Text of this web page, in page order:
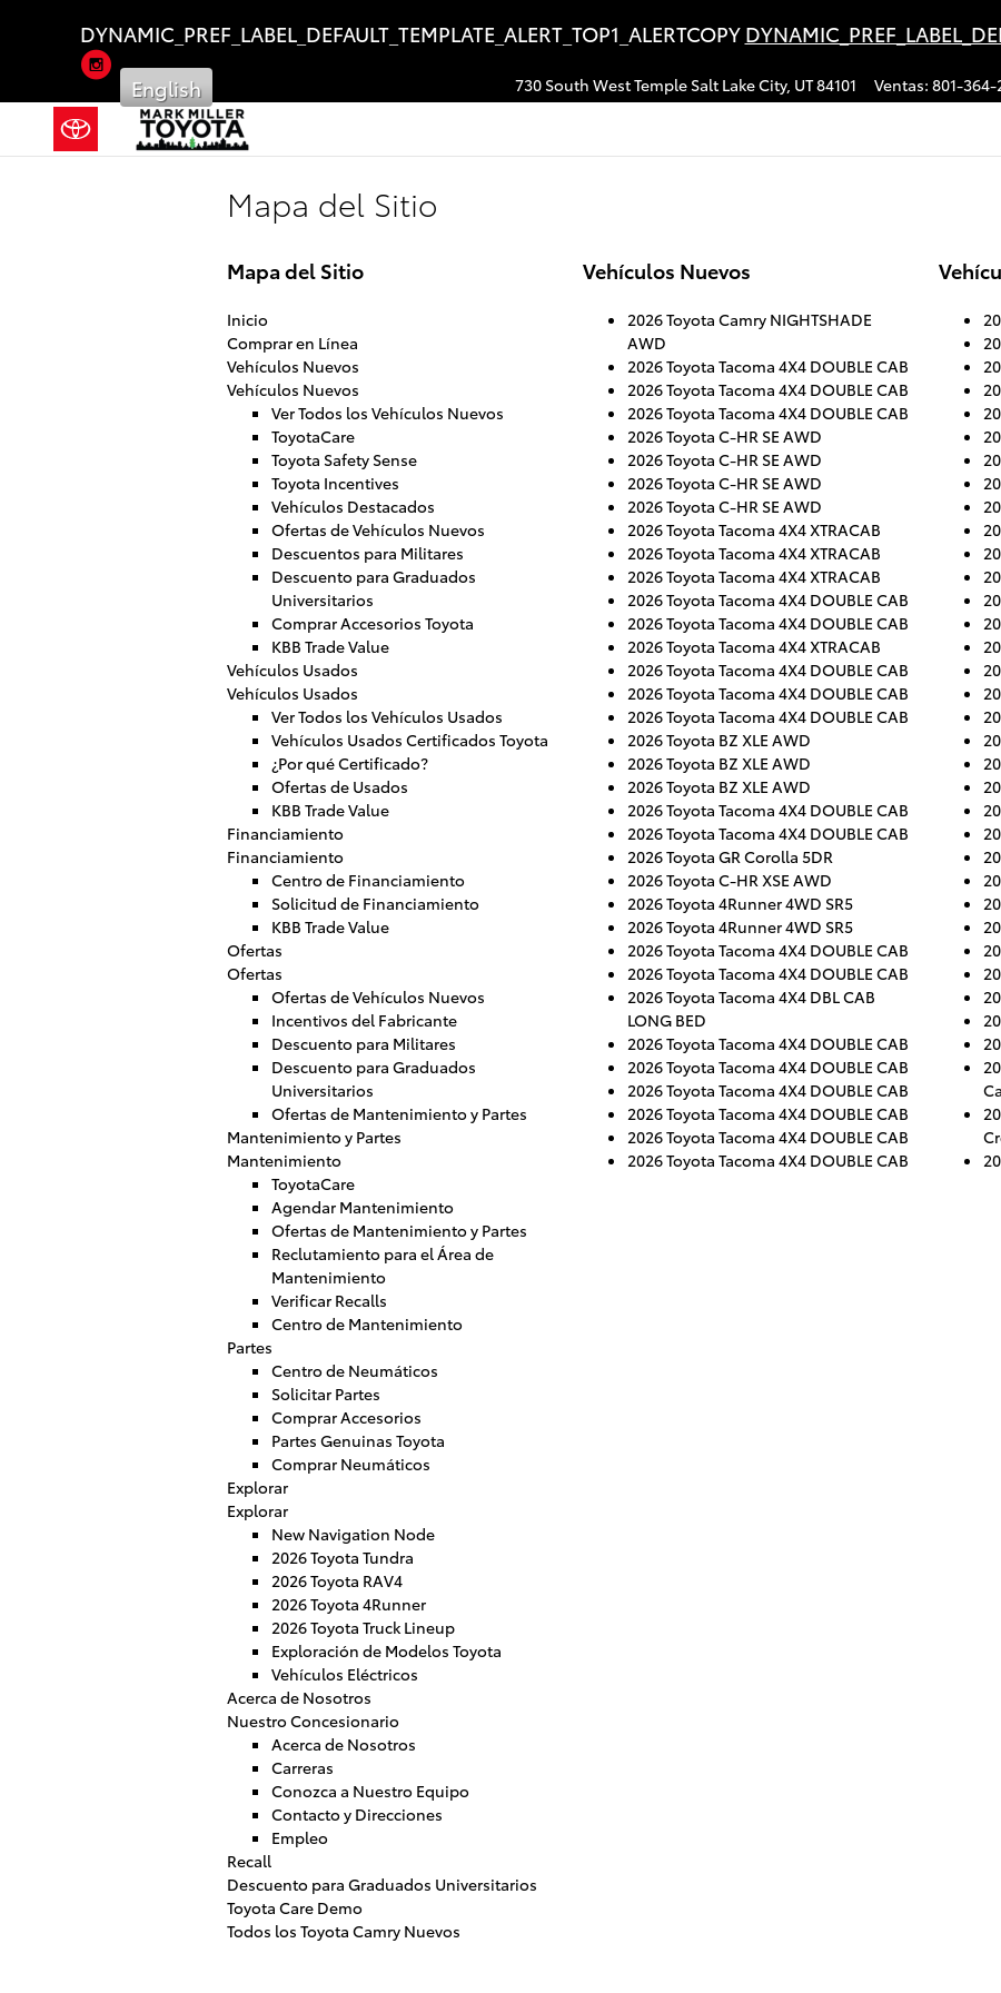
DYNAMIC_PREF_LABEL_DEFAULT_TEMPLATE_ALERT_TOP1_ALERTCOPY
730 South West Temple Salt Lake City, UT84101 Ventas: 801-364-
English
Mapa del Sitio
Mapa del Sitio
Inicio
Comprar en Línea
Vehículos Nuevos
Vehículos Nuevos
Ver Todos los Vehículos Nuevos
ToyotaCare
Toyota Safety Sense
Toyota Incentives
Vehículos Destacados
Ofertas de Vehículos Nuevos
Descuentos para Militares
Descuento para Graduados
Universitarios
Comprar Accesorios Toyota
KBB Trade Value
Vehículos Usados
Vehículos Usados
Ver Todos los Vehículos Usados
Vehículos Usados Certificados Toyota
¿Por qué Certificado?
Ofertas de Usados
KBB Trade Value
Financiamiento
Financiamiento
Centro de Financiamiento
Solicitud de Financiamiento
KBB Trade Value
Ofertas
Ofertas
Ofertas de Vehículos Nuevos
Incentivos del Fabricante
Descuento para Militares
Descuento para Graduados
Universitarios
Ofertas de Mantenimiento y Partes
Mantenimiento y Partes
Mantenimiento
ToyotaCare
Agendar Mantenimiento
Ofertas de Mantenimiento y Partes
Reclutamiento para el Área de
Mantenimiento
Verificar Recalls
Centro de Mantenimiento
Partes
Centro de Neumáticos
Solicitar Partes
Comprar Accesorios
Partes Genuinas Toyota
Comprar Neumáticos
Explorar
Explorar
New Navigation Node
2026 Toyota Tundra
2026 Toyota RAV4
2026 Toyota 4Runner
2026 Toyota Truck Lineup
Exploración de Modelos Toyota
Vehículos Eléctricos
Acerca de Nosotros
Nuestro Concesionario
Acerca de Nosotros
Carreras
Conozca a Nuestro Equipo
Contacto y Direcciones
Empleo
Recall
Descuento para Graduados Universitarios
Toyota Care Demo
Todos los Toyota Camry Nuevos
Vehículos Nuevos
2026 Toyota Camry NIGHTSHADE
AWD
2026 Toyota Tacoma 4X4 DOUBLE CAB
2026 Toyota Tacoma 4X4 DOUBLE CAB
2026 Toyota Tacoma 4X4 DOUBLE CAB
2026 Toyota C-HR SE AWD
2026 Toyota C-HR SE AWD
2026 Toyota C-HR SE AWD
2026 Toyota C-HR SE AWD
2026 Toyota Tacoma 4X4 XTRACAB
2026 Toyota Tacoma 4X4 XTRACAB
2026 Toyota Tacoma 4X4 XTRACAB
2026 Toyota Tacoma 4X4 DOUBLE CAB
2026 Toyota Tacoma 4X4 DOUBLE CAB
2026 Toyota Tacoma 4X4 XTRACAB
2026 Toyota Tacoma 4X4 DOUBLE CAB
2026 Toyota Tacoma 4X4 DOUBLE CAB
2026 Toyota Tacoma 4X4 DOUBLE CAB
2026 Toyota BZ XLE AWD
2026 Toyota BZ XLE AWD
2026 Toyota BZ XLE AWD
2026 Toyota Tacoma 4X4 DOUBLE CAB
2026 Toyota Tacoma 4X4 DOUBLE CAB
2026 Toyota GR Corolla 5DR
2026 Toyota C-HR XSE AWD
2026 Toyota 4Runner 4WD SR5
2026 Toyota 4Runner 4WD SR5
2026 Toyota Tacoma 4X4 DOUBLE CAB
2026 Toyota Tacoma 4X4 DOUBLE CAB
2026 Toyota Tacoma 4X4 DBL CAB
LONG BED
2026 Toyota Tacoma 4X4 DOUBLE CAB
2026 Toyota Tacoma 4X4 DOUBLE CAB
2026 Toyota Tacoma 4X4 DOUBLE CAB
2026 Toyota Tacoma 4X4 DOUBLE CAB
2026 Toyota Tacoma 4X4 DOUBLE CAB
2026 Toyota Tacoma 4X4 DOUBLE CAB